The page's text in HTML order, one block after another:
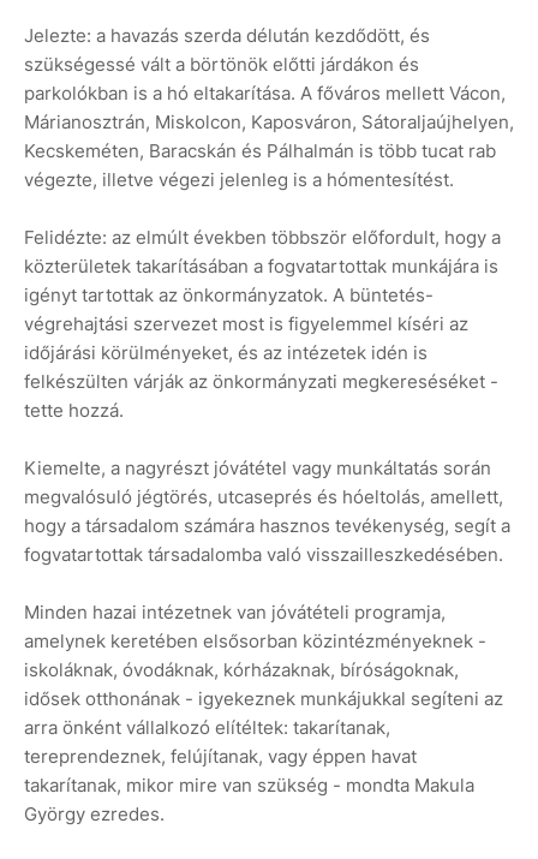
Jelezte: a havazás szerda délután kezdődött, és
szükségessé vált a börtönök előtti járdákon és
parkolókban is a hó eltakarítása. A főváros mellett Vácon,
Márianosztrán, Miskolcon, Kaposváron, Sátoraljaújhelyen,
Kecskeméten, Baracskán és Pálhalmán is több tucat rab
végezte, illetve végezi jelenleg is a hómentesítést.
Felidézte: az elmúlt években többször előfordult, hogy a
közterületek takarításában a fogvatartottak munkájára is
igényt tartottak az önkormányzatok. A büntetés-
végrehajtási szervezet most is figyelemmel kíséri az
időjárási körülményeket, és az intézetek idén is
felkészülten várják az önkormányzati megkereséséket -
tette hozzá.
Kiemelte, a nagyrészt jóvátétel vagy munkáltatás során
megvalósuló jégtörés, utcaseprés és hóeltolás, amellett,
hogy a társadalom számára hasznos tevékenység, segít a
fogvatartottak társadalomba való visszailleszkedésében.
Minden hazai intézetnek van jóvátételi programja,
amelynek keretében elsősorban közintézményeknek -
iskoláknak, óvodáknak, kórházaknak, bíróságoknak,
idősek otthonának - igyekeznek munkájukkal segíteni az
arra önként vállalkozó elítéltek: takarítanak,
tereprendeznek, felújítanak, vagy éppen havat
takarítanak, mikor mire van szükség - mondta Makula
György ezredes.